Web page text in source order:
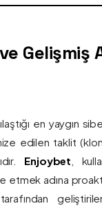
Gelişmiş
en yaygın
edilen taklit
Enjoybet ,
adına